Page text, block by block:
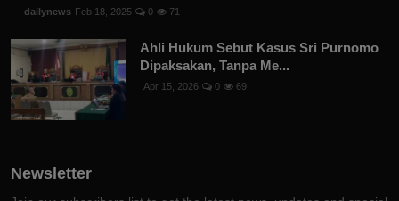
dailynews Feb 18, 2025 0 71
Ahli Hukum Sebut Kasus Sri Purnomo
Dipaksakan, Tanpa Me...
Apr 15, 2026 0 69
Newsletter